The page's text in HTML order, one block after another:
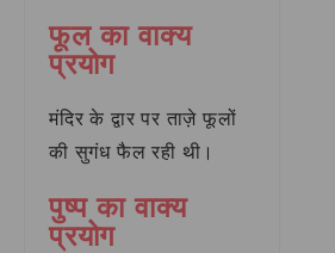
फूल का वाक्य
प्रयोग
मंदिर के द्वार पर ताज़े फूलों
की सुगंध फैल रही थी।
पुष्प का वाक्य
प्रयोग